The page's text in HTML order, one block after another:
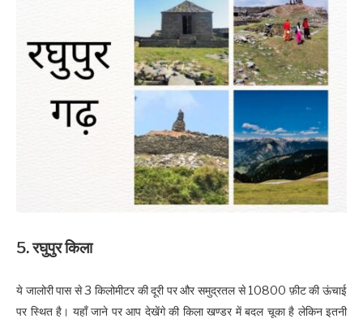
5. रघुपुर किला
ये जालोरी पास से 3 किलोमीटर की दूरी पर और समुद्रतल से 10800 फ़ीट की ऊंचाई
पर स्थित है। यहाँ जाने पर आप देखेंगे की किला खण्डर में बदल चूका है लेकिन इतनी